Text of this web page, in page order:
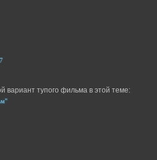
вариант тупого фильма в этой теме: